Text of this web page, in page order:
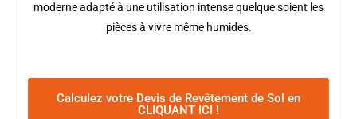
moderne adapté à une utilisation intense quelque soient les
pièces à vivre même humides.
Calculez votre Devis de Revêtement de Sol en
CLIQUANT ICI !